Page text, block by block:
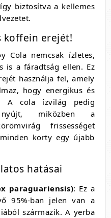
biztosítva a kellemes
koffein erejét!
Cola nemcsak ízletes,
is a fáradtság ellen. Ez
használja fel, amely
hogy energikus és
A cola ízvilág pedig
miközben a
frissességet
korty egy újabb
hatásai
paraguariensis): Ez a
95%-ban jelen van a
származik. A yerba